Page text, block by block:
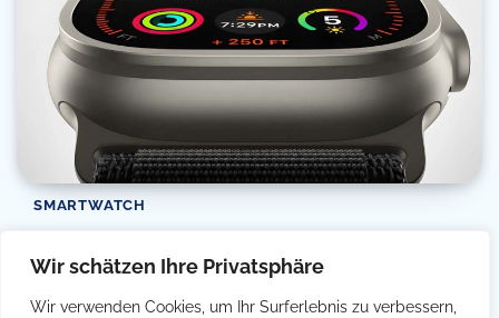
Wir schätzen Ihre Privatsphäre
Wir verwenden Cookies, um Ihr Surferlebnis zu verbessern,
SMARTWATCH
und eine innovative Geste enthüllt
Filip Simetic 04/09/2023 2 Min Read 0